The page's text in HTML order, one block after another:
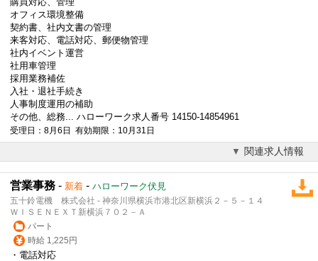
オフィス環境整備
契約書、社内文書の管理
来客対応、 電話対応 、郵便物管理
社内イベント運営
社用車管理
採用業務補佐
入社・退社手続き
人事制度運用の補助
その他、総務... ハローワーク求人番号 14150-14854961
受理日：8月6日 有効期限：10月31日
関連求人情報
営業事務 - 新着 - ハローワーク伏見
五十鈴電機 株式会社 - 神奈川県横浜市港北区新横浜２－５－１４
ＷＩＳＥＮＥＸＴ新横浜７０２－Ａ
パート
時給 1,225円
・ 電話対応